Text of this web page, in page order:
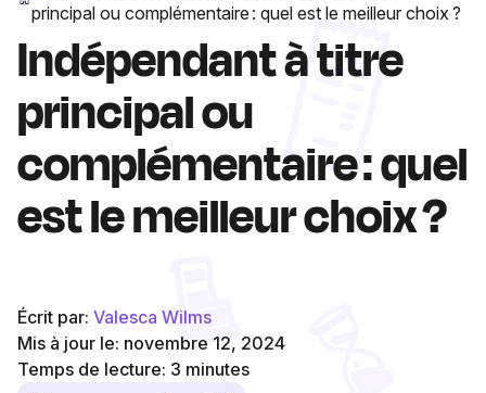
principal ou complémentaire : quel est le meilleur choix ?
Indépendant à titre
principal ou
complémentaire : quel
est le meilleur choix ?
Écrit par: Valesca Wilms
Mis à jour le: novembre 12, 2024
Temps de lecture: 3 minutes